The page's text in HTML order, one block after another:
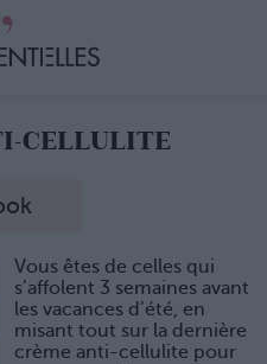
CELLULITE
Vous êtes de celles qui
s’affolent 3 semaines avant
les vacances d’été, en
misant tout sur la dernière
crème anti-cellulite pour